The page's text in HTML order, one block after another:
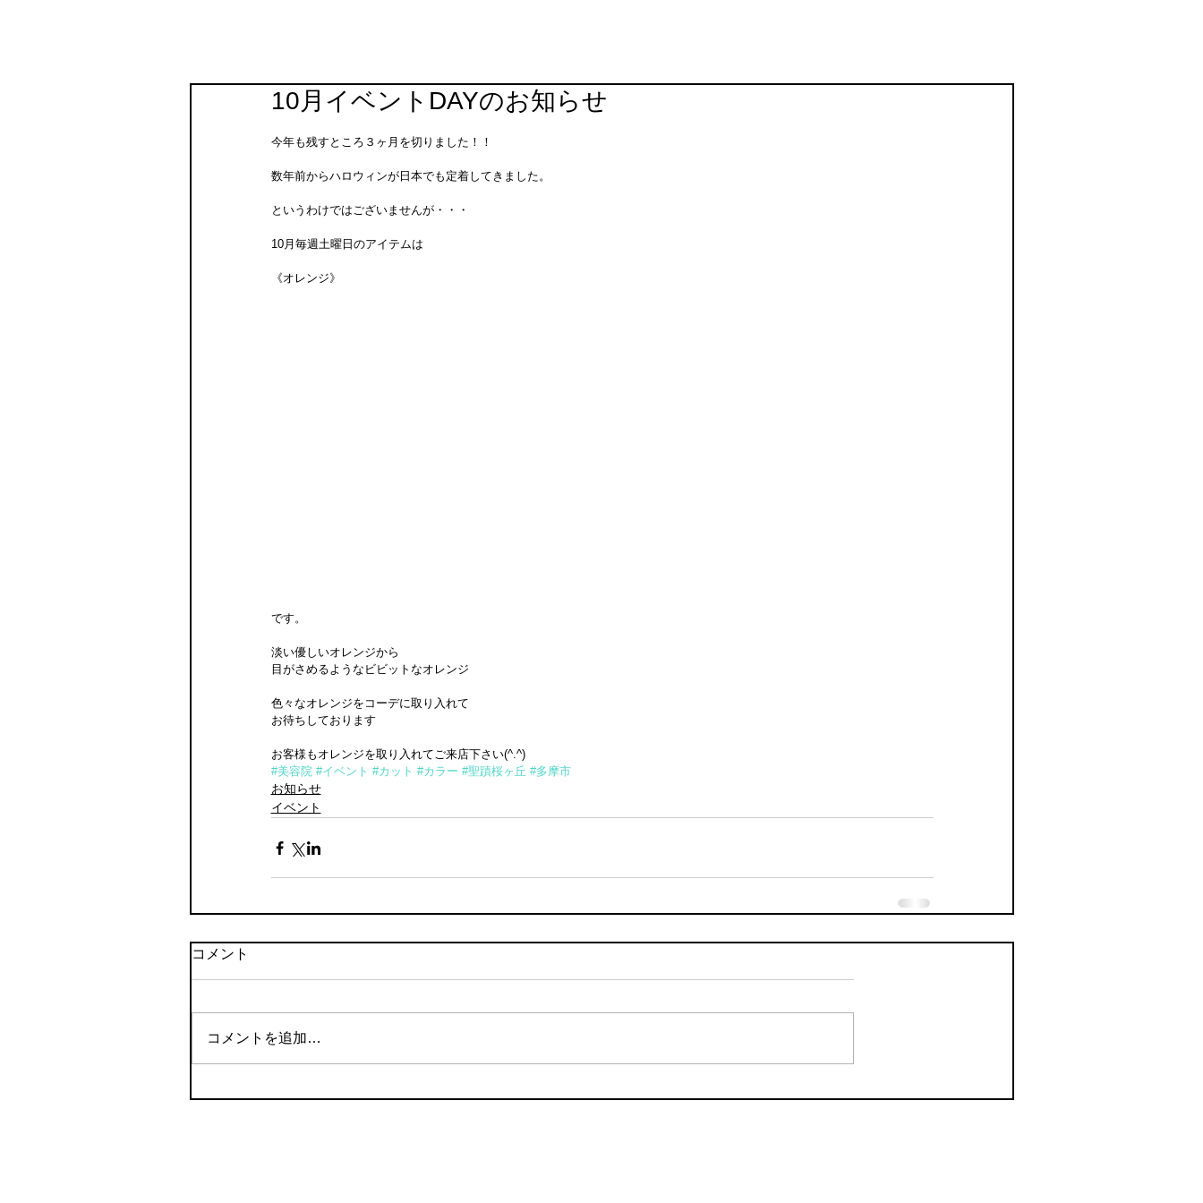
10月イベントDAYのお知らせ
今年も残すところ３ヶ月を切りました！！
数年前からハロウィンが日本でも定着してきました。
というわけではございませんが・・・
10月毎週土曜日のアイテムは
《オレンジ》
です。
淡い優しいオレンジから
目がさめるようなビビットなオレンジ
色々なオレンジをコーデに取り入れて
お待ちしております
お客様もオレンジを取り入れてご来店下さい(^.^)
#美容院 #イベント #カット #カラー #聖蹟桜ヶ丘 #多摩市
お知らせ
イベント
コメント
コメントを追加…